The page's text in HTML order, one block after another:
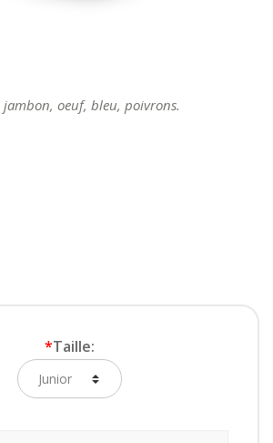
oeuf, bleu, poivrons.
*Taille: